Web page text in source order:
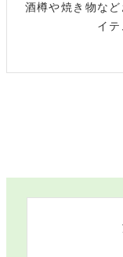
酒樽や焼き物な
イ